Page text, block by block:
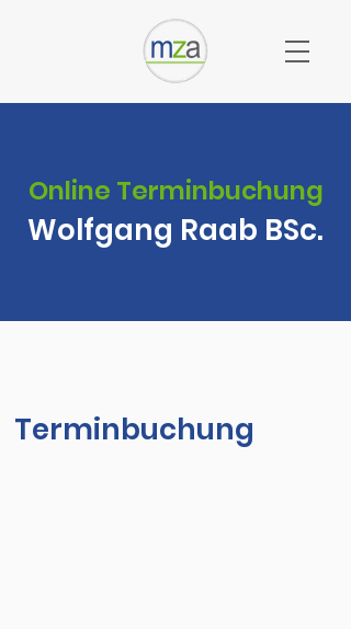
Online Terminbuchung
Wolfgang Raab BSc.
Terminbuchung